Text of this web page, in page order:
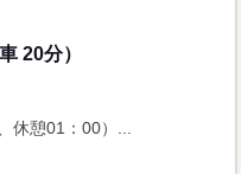
20分）
休憩01：00）...